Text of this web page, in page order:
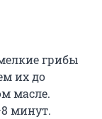
грибы
их до
масле.
минут.